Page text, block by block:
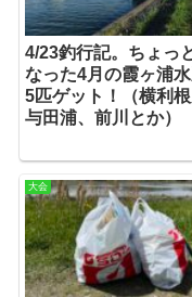
4/23釣行記。ちょっ
なった4月の霞ヶ浦水
5匹ゲット！（横利根
与田浦、前川とか）
大会